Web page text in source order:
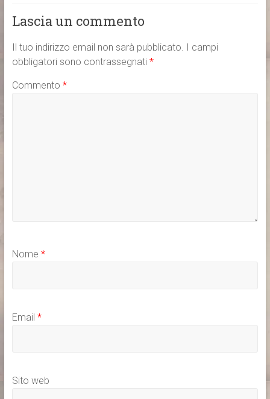
Lascia un commento
Il tuo indirizzo email non sarà pubblicato. I campi
obbligatori sono contrassegnati *
Commento *
Nome *
Email *
Sito web